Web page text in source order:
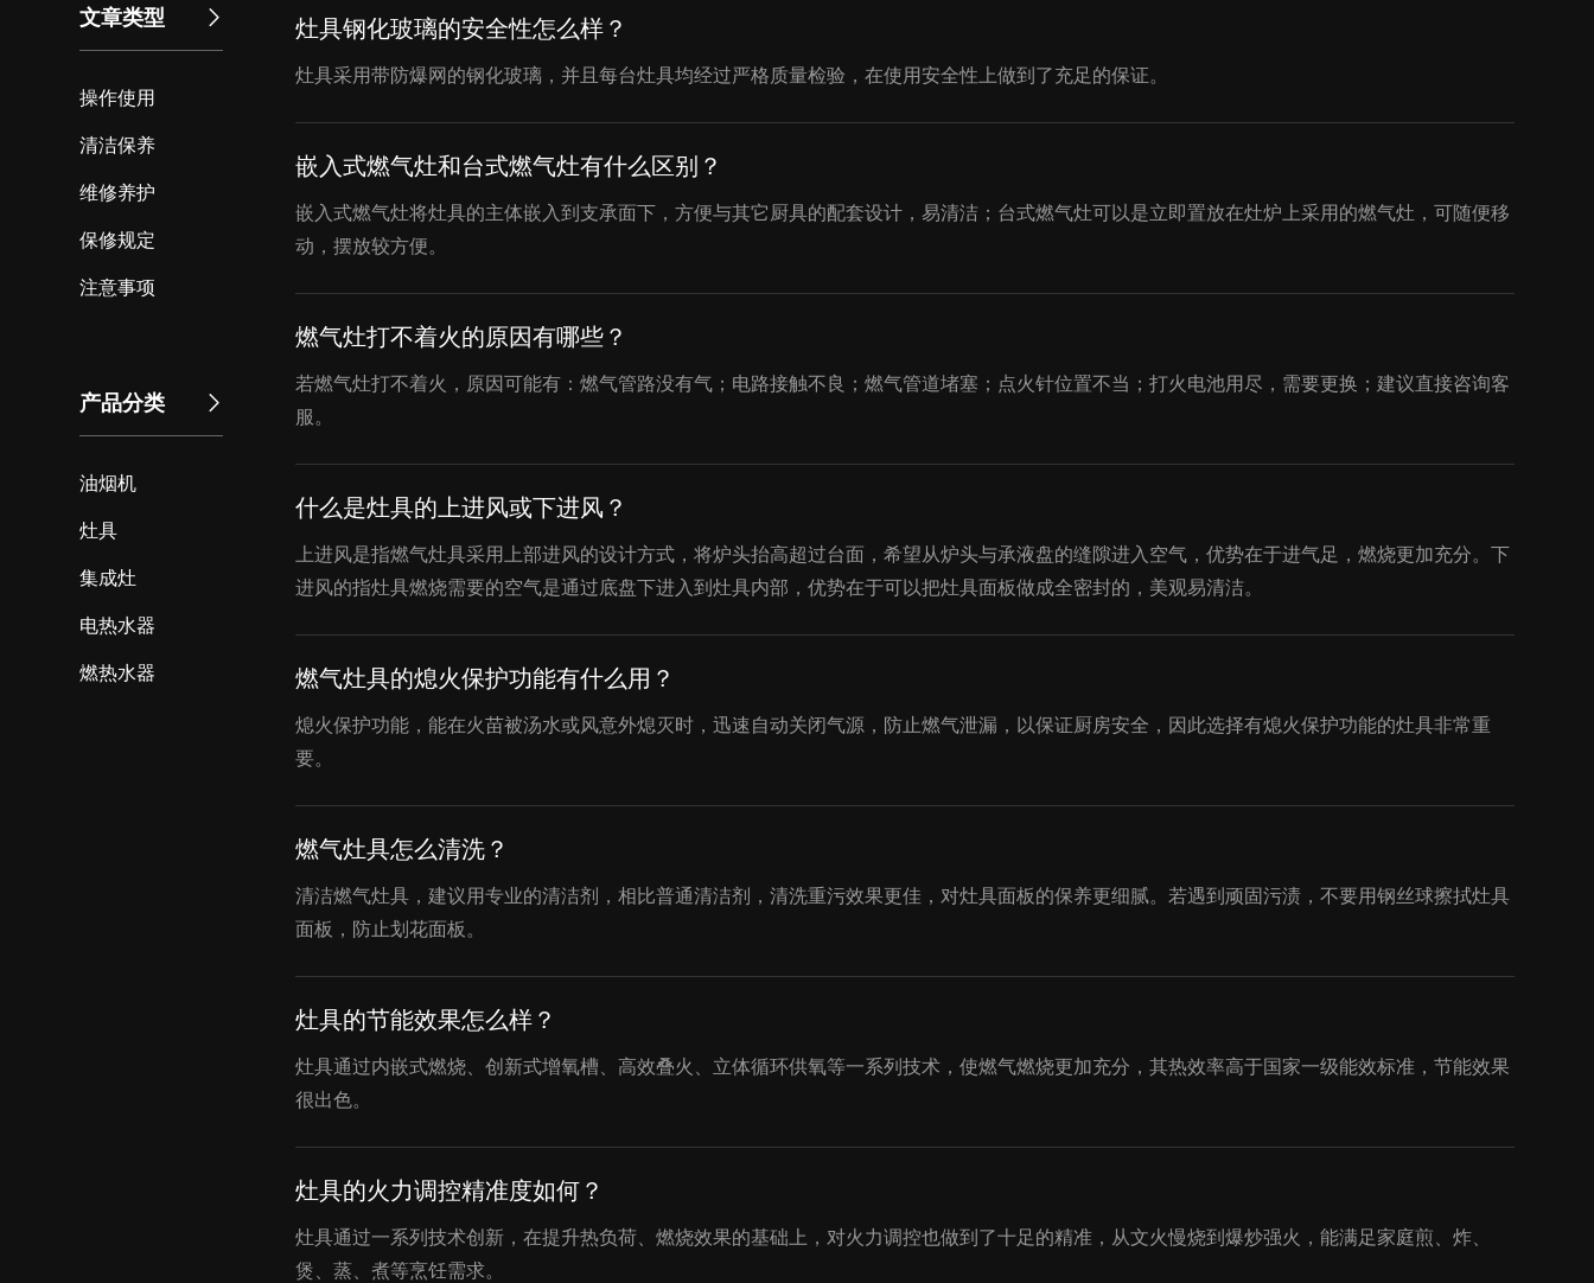
文章类型
操作使用
清洁保养
维修养护
保修规定
注意事项
产品分类
油烟机
灶具
集成灶
电热水器
燃热水器
灶具钢化玻璃的安全性怎么样？
灶具采用带防爆网的钢化玻璃，并且每台灶具均经过严格质量检验，在使用安全性上做到了充足的保证。
嵌入式燃气灶和台式燃气灶有什么区别？
嵌入式燃气灶将灶具的主体嵌入到支承面下，方便与其它厨具的配套设计，易清洁；台式燃气灶可以是立即置放在灶炉上采用的燃气灶，可随便移
动，摆放较方便。
燃气灶打不着火的原因有哪些？
若燃气灶打不着火，原因可能有：燃气管路没有气；电路接触不良；燃气管道堵塞；点火针位置不当；打火电池用尽，需要更换；建议直接咨询客
服。
什么是灶具的上进风或下进风？
上进风是指燃气灶具采用上部进风的设计方式，将炉头抬高超过台面，希望从炉头与承液盘的缝隙进入空气，优势在于进气足，燃烧更加充分。下
进风的指灶具燃烧需要的空气是通过底盘下进入到灶具内部，优势在于可以把灶具面板做成全密封的，美观易清洁。
燃气灶具的熄火保护功能有什么用？
熄火保护功能，能在火苗被汤水或风意外熄灭时，迅速自动关闭气源，防止燃气泄漏，以保证厨房安全，因此选择有熄火保护功能的灶具非常重
要。
燃气灶具怎么清洗？
清洁燃气灶具，建议用专业的清洁剂，相比普通清洁剂，清洗重污效果更佳，对灶具面板的保养更细腻。若遇到顽固污渍，不要用钢丝球擦拭灶具
面板，防止划花面板。
灶具的节能效果怎么样？
灶具通过内嵌式燃烧、创新式增氧槽、高效叠火、立体循环供氧等一系列技术，使燃气燃烧更加充分，其热效率高于国家一级能效标准，节能效果
很出色。
灶具的火力调控精准度如何？
灶具通过一系列技术创新，在提升热负荷、燃烧效果的基础上，对火力调控也做到了十足的精准，从文火慢烧到爆炒强火，能满足家庭煎、炸、
煲、蒸、煮等烹饪需求。